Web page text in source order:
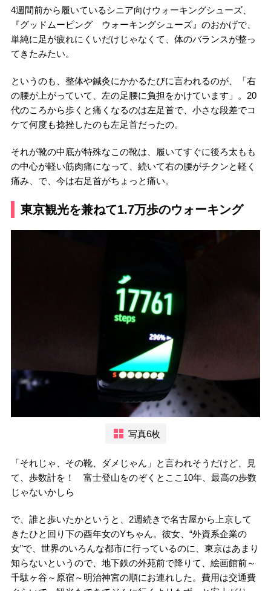
4週間前から履いているシニア向けウォーキングシューズ、
『グッドムービング ウォーキングシューズ』のおかげで、
単純に足が疲れにくいだけじゃなくて、体のバランスが整っ
てきたみたい。
というのも、整体や鍼灸にかかるたびに言われるのが、「右
の腰が上がっていて、左の足腰に負担をかけています」。20
代のころから歩くと痛くなるのは左足首で、小さな段差でコ
ケて何度も捻挫したのも左足首だったの。
それが靴の中底が特殊なこの靴は、履いてすぐに後ろ太もも
の中心が軽い筋肉痛になって、続いて右の腰がチクンと軽く
痛み、で、今は右足首がちょっと痛い。
東京観光を兼ねて1.7万歩のウォーキング
写真6枚
「それじゃ、その靴、ダメじゃん」と言われそうだけど、見
て、歩数計を！ 富士登山をのぞくとここ10年、最高の歩数
じゃないかしら
で、誰と歩いたかというと、2週続きで名古屋から上京して
きたひと回り下の酉年女のYちゃん。彼女、“外資系企業の
女”で、世界のいろんな都市に行っているのに、東京はあまり
知らないというので、地下鉄の外苑前で降りて、絵画館前～
千駄ヶ谷～原宿～明治神宮の順にお連れした。費用は交通費